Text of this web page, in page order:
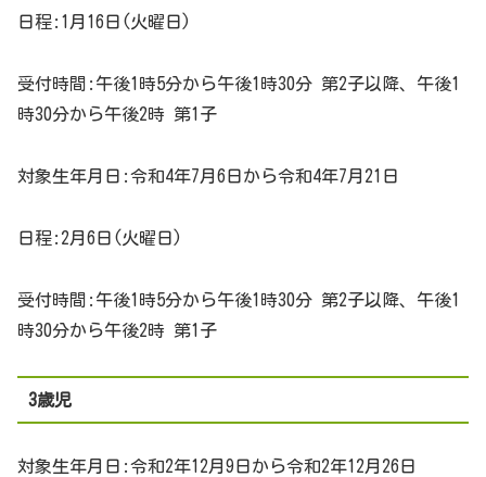
日程:1月16日(火曜日)
受付時間:午後1時5分から午後1時30分 第2子以降、午後1
時30分から午後2時 第1子
対象生年月日:令和4年7月6日から令和4年7月21日
日程:2月6日(火曜日)
受付時間:午後1時5分から午後1時30分 第2子以降、午後1
時30分から午後2時 第1子
3歳児
対象生年月日:令和2年12月9日から令和2年12月26日